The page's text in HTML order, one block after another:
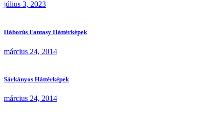
július 3, 2023
Háborús Fantasy Háttérképek
március 24, 2014
Sárkányos Háttérképek
március 24, 2014